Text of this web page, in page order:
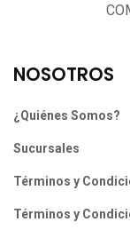
NOSOTROS
¿Quiénes Somos?
Sucursales
Términos y
Términos y